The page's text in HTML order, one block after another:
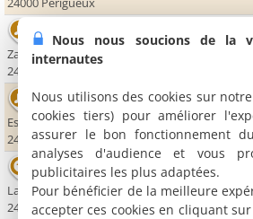
Le Palio
Zac du Ponteix
24750 Boulazac
L'Odyssée
Esplanade du Theatre
24000 Périgueux
Snook-Bowl Palace
La Feuilleraie
24750 Trélissac
Nous nous soucions de la
internautes
Nous utilisons des cookies sur
cookies tiers) pour améliorer
assurer le bon fonctionnement
analyses d'audience et vous
publicitaires les plus adaptées.
Pour bénéficier de la meilleure
accepter ces cookies en cliquant